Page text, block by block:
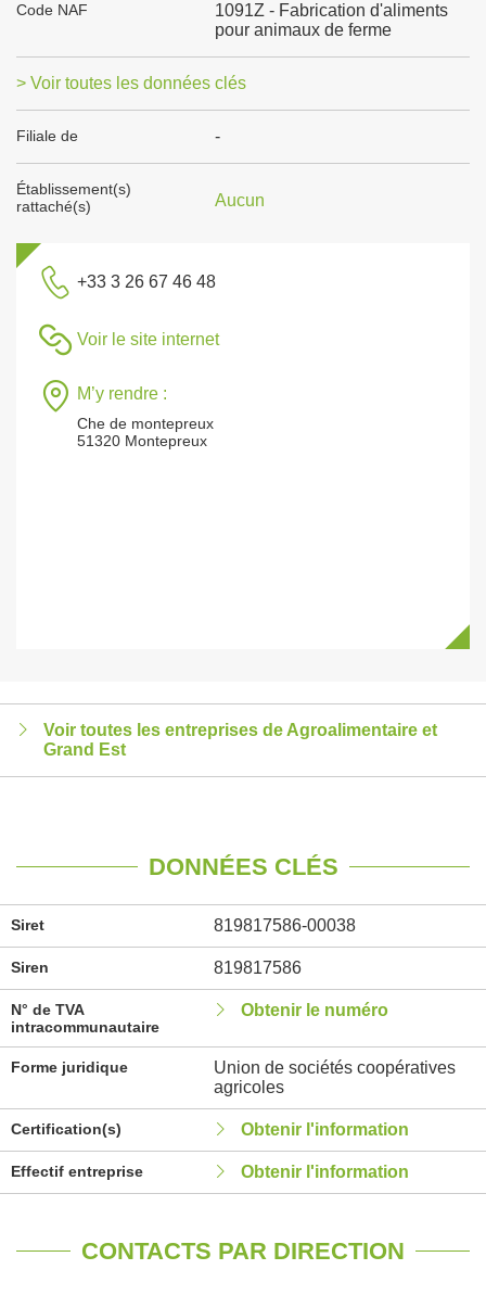
Code NAF
1091Z - Fabrication d'aliments
pour animaux de ferme
> Voir toutes les données clés
Filiale de -
Établissement(s)
rattaché(s)
Aucun
+33 3 26 67 46 48
Voir le site internet
M’y rendre :
Che de montepreux
51320 Montepreux
Voir toutes les entreprises de Agroalimentaire et
Grand Est
DONNÉES CLÉS
Siret 819817586-00038
Siren 819817586
N° de TVA
intracommunautaire
Obtenir le numéro
Forme juridique
Union de sociétés coopératives
agricoles
Certification(s) Obtenir l'information
Effectif entreprise Obtenir l'information
CONTACTS PAR DIRECTION